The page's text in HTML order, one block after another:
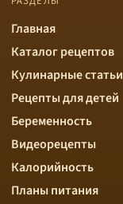
Главная
Каталог рецептов
Кулинарные статьи
Рецепты для детей
Беременность
Видеорецепты
Калорийность
Планы питания